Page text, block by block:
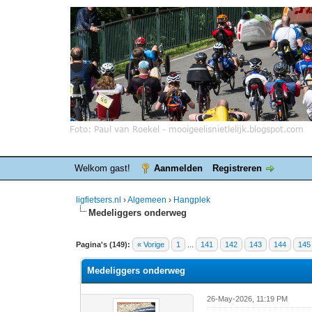
Welkom gast! Aanmelden Registreren
ligfietsers.nl ›Algemeen › Hangplek
Medeliggers onderweg
Pagina's (149): « Vorige 1 141 142 143 144 145
7 stemmen - gemiddelde waardering is 3.86
1
2
3
4
5
Medeliggers onderweg
26-May-2026, 11:19 PM